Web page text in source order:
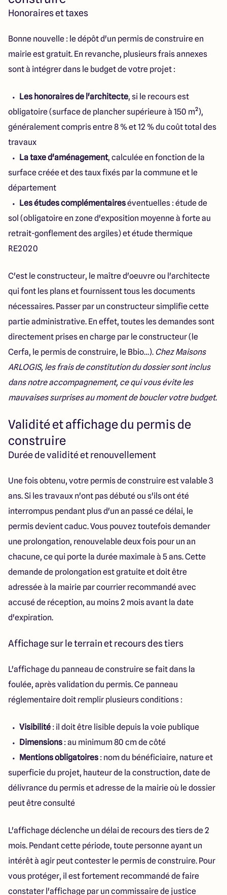
Honoraires et taxes
Bonne nouvelle : le dépôt d'un permis de construire en
mairie est gratuit. En revanche, plusieurs frais annexes
sont à intégrer dans le budget de votre projet :
Les honoraires de l'architecte, si le recours est
obligatoire (surface de plancher supérieure à 150 m²),
généralement compris entre 8 % et 12 % du coût total des
travaux
La taxe d'aménagement, calculée en fonction de la
surface créée et des taux fixés par la commune et le
département
Les études complémentaireséventuelles : étude de
sol (obligatoire en zone d'exposition moyenne à forte au
retrait-gonflement des argiles) et étude thermique
RE2020
C'est le constructeur, le maître d'oeuvre ou l'architecte
qui font les plans et fournissent tous les documents
nécessaires. Passer par un constructeur simplifie cette
partie administrative. En effet, toutes les demandes sont
directement prises en charge par le constructeur (le
Cerfa, le permis de construire, le Bbio…). Chez Maisons
ARLOGIS, les frais de constitution du dossier sont inclus
dans notre accompagnement, ce qui vous évite les
mauvaises surprises au moment de boucler votre budget.
Validité et affichage du permis de
construire
Durée de validité et renouvellement
Une fois obtenu, votre permis de construire est valable 3
ans. Si les travaux n'ont pas débuté ou s'ils ont été
interrompus pendant plus d'un an passé ce délai, le
permis devient caduc. Vous pouvez toutefois demander
une prolongation, renouvelable deux fois pour un an
chacune, ce qui porte la durée maximale à 5 ans. Cette
demande de prolongation est gratuite et doit être
adressée à la mairie par courrier recommandé avec
accusé de réception, au moins 2 mois avant la date
d'expiration.
Affichage sur le terrain et recours des tiers
L'affichage du panneau de construire se fait dans la
foulée, après validation du permis. Ce panneau
réglementaire doit remplir plusieurs conditions :
Visibilité : il doit être lisible depuis la voie publique
Dimensions : au minimum 80 cm de côté
Mentions obligatoires : nom du bénéficiaire, nature et
superficie du projet, hauteur de la construction, date de
délivrance du permis et adresse de la mairie où le dossier
peut être consulté
L'affichage déclenche un délai de recours des tiers de 2
mois. Pendant cette période, toute personne ayant un
intérêt à agir peut contester le permis de construire. Pour
vous protéger, il est fortement recommandé de faire
constater l'affichage par un commissaire de justice